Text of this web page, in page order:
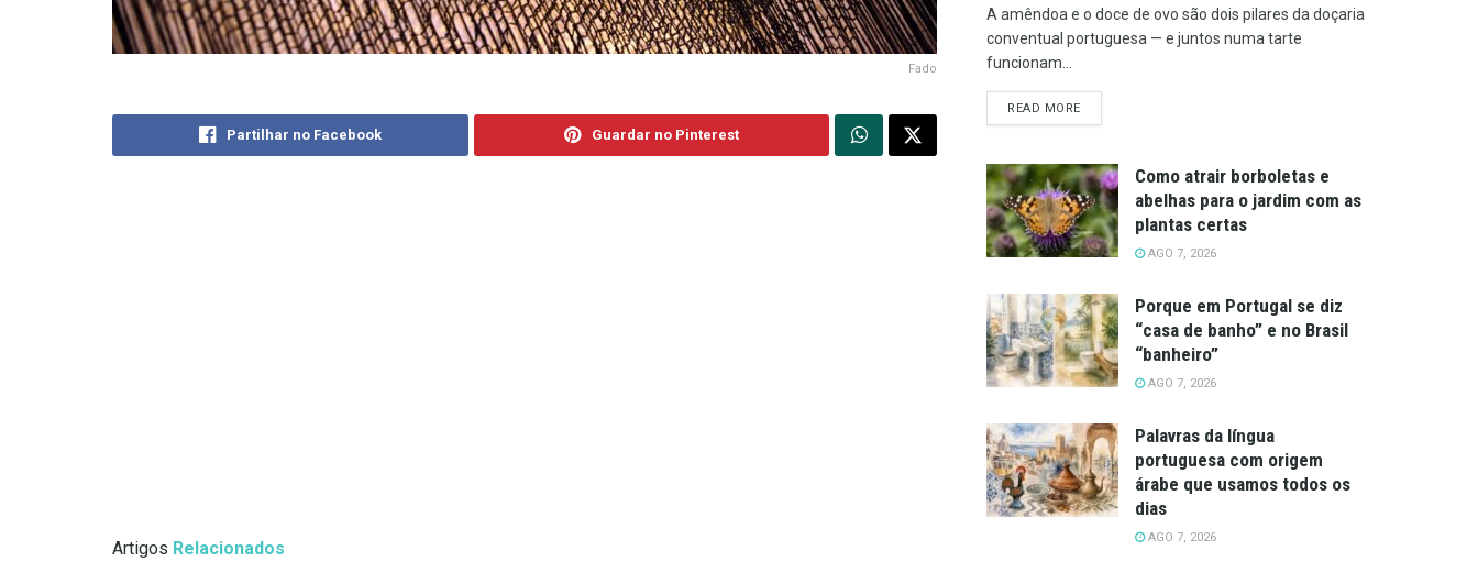
Fado
Partilhar no Facebook Guardar no Pinterest
Artigos Relacionados
A amêndoa e o doce de ovo são dois pilares da doçaria
conventual portuguesa — e juntos numa tarte
funcionam...
READ MOREDETAILS
Como atrair borboletas e
abelhas para o jardim com as
plantas certas
AGO 7, 2026
Porque em Portugal se diz
“casa de banho” e no Brasil
“banheiro”
AGO 7, 2026
Palavras da língua
portuguesa com origem
árabe que usamos todos os
dias
AGO 7, 2026